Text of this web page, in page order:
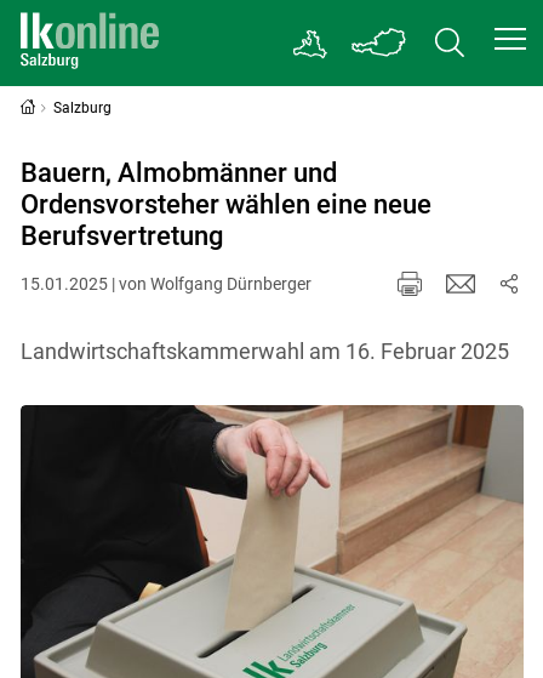
Salzburg
Bauern, Almobmänner und
Ordensvorsteher wählen eine neue
Berufsvertretung
15.01.2025 | von Wolfgang Dürnberger
Landwirtschaftskammerwahl am 16. Februar 2025